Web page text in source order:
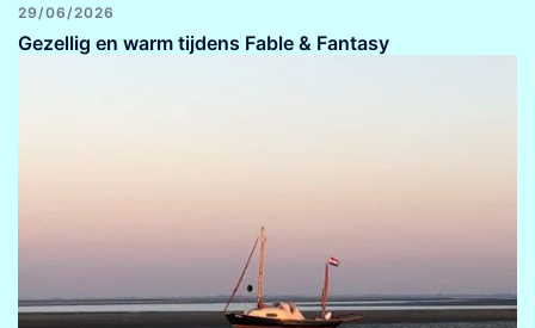
29/06/2026
Gezellig en warm tijdens Fable & Fantasy